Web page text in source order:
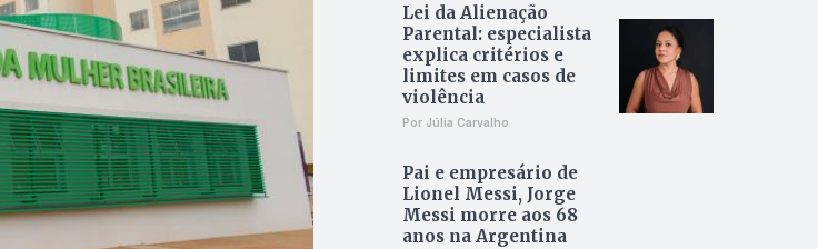
Lei da Alienação
Parental: especialista
explica critérios e
limites em casos de
violência
Por Júlia Carvalho
Pai e empresário de
Lionel Messi, Jorge
Messi morre aos 68
anos na Argentina